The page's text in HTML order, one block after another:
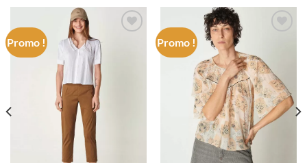
Promo ! Promo !